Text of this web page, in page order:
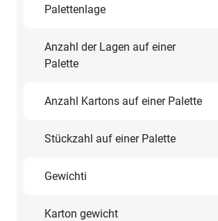
Palettenlage
Anzahl der Lagen auf einer
Palette
Anzahl Kartons auf einer Palette
Stückzahl auf einer Palette
Gewichti
Karton gewicht